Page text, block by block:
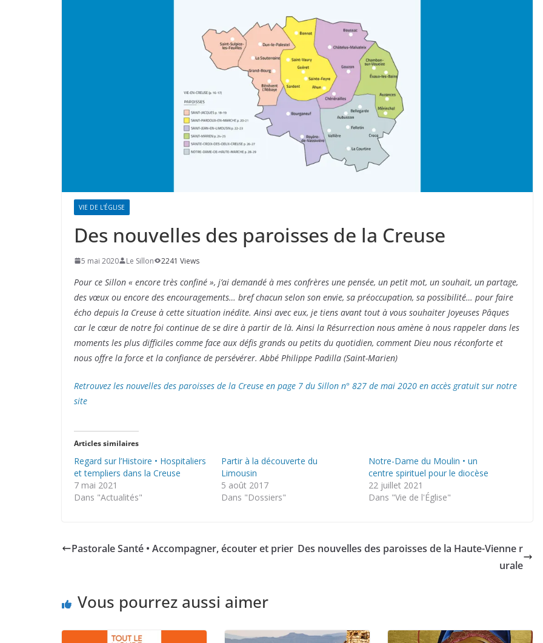
VIE DE L'ÉGLISE
Des nouvelles des paroisses de la Creuse
5 mai 2020 Le Sillon 2241 Views
Pour ce Sillon « encore très confiné », j’ai demandé à mes confrères une pensée, un petit mot, un souhait, un partage,
des vœux ou encore des encouragements… bref chacun selon son envie, sa préoccupation, sa possibilité… pour faire
écho depuis la Creuse à cette situation inédite. Ainsi avec eux, je tiens avant tout à vous souhaiter Joyeuses Pâques
car le cœur de notre foi continue de se dire à partir de là. Ainsi la Résurrection nous amène à nous rappeler dans les
moments les plus difficiles comme face aux défis grands ou petits du quotidien, comment Dieu nous réconforte et
nous offre la force et la confiance de persévérer. Abbé Philippe Padilla (Saint-Marien)
Retrouvez les nouvelles des paroisses de la Creuse en page 7 du Sillon n° 827 de mai 2020 en accès gratuit sur notre
site
Articles similaires
Regard sur l’Histoire • Hospitaliers
et templiers dans la Creuse
7 mai 2021
Dans "Actualités"
Partir à la découverte du
Limousin
5 août 2017
Dans "Dossiers"
Notre-Dame du Moulin • un
centre spirituel pour le diocèse
22 juillet 2021
Dans "Vie de l'Église"
Pastorale Santé • Accompagner, écouter et prier Des nouvelles des paroisses de la Haute-Vienne r
urale
Vous pourrez aussi aimer